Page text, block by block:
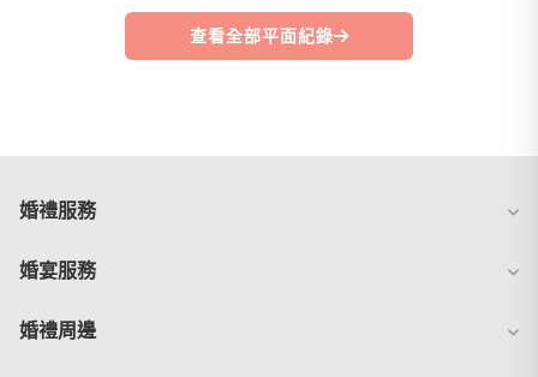
查看全部平面紀錄
婚禮服務
婚宴服務
婚禮周邊